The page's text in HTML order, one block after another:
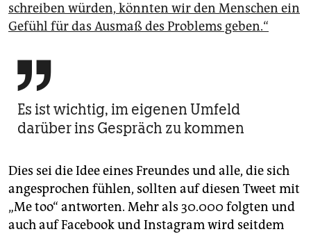
schreiben würden, könnten wir den Menschen ein
Gefühl für das Ausmaß des Problems geben.“

Es ist wichtig, im eigenen Umfeld
darüber ins Gespräch zu kommen
Dies sei die Idee eines Freundes und alle, die sich
angesprochen fühlen, sollten auf diesen Tweet mit
„Me too“ antworten. Mehr als 30.000 folgten und
auch auf Facebook und Instagram wird seitdem